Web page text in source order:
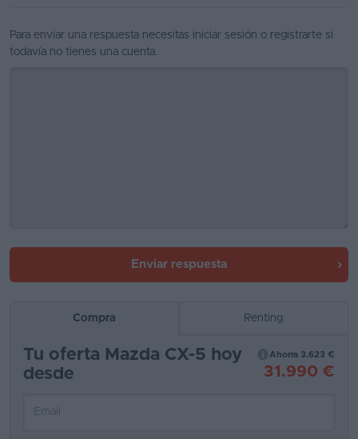
Vender
Para enviar una respuesta necesitas iniciar sesión o registrarte si
todavía no tienes una cuenta.
Enviar respuesta
Compra Renting
Tu oferta Mazda CX-5 hoy
desde
Ahorra 3.623 €
31.990 €